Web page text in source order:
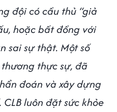
đội có cầu thủ “giả
hoặc bất đồng với
sai sự thật. Một số
thực sự, đã
đoán và xây dựng
luôn đặt sức khỏe